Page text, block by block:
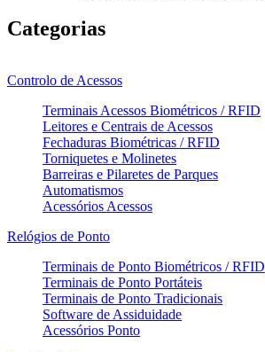
Categorias
Controlo de Acessos
Terminais Acessos Biométricos / RFID
Leitores e Centrais de Acessos
Fechaduras Biométricas / RFID
Torniquetes e Molinetes
Barreiras e Pilaretes de Parques
Automatismos
Acessórios Acessos
Relógios de Ponto
Terminais de Ponto Biométricos / RFID
Terminais de Ponto Portáteis
Terminais de Ponto Tradicionais
Software de Assiduidade
Acessórios Ponto